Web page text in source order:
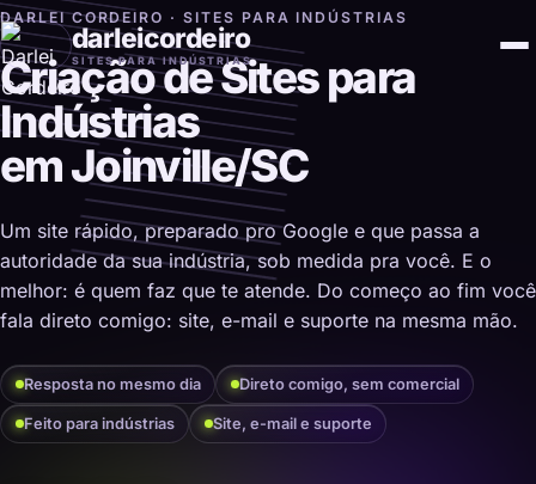
darleicordeiro
SITES PARA INDÚSTRIAS
DARLEI CORDEIRO · SITES PARA INDÚSTRIAS
Criação de Sites para
Indústrias
em Joinville/SC
Um site rápido, preparado pro Google e que passa a
autoridade da sua indústria, sob medida pra você. E o
melhor: é quem faz que te atende. Do começo ao fim você
fala direto comigo: site, e-mail e suporte na mesma mão.
Resposta no mesmo dia Direto comigo, sem comercial
Feito para indústrias Site, e-mail e suporte